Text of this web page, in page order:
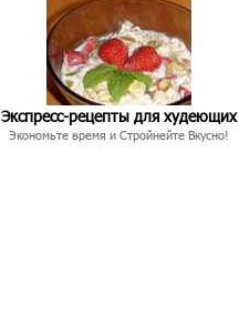
Экспресс-рецепты для худеющих
Экономьте время и Стройнейте Вкусно!